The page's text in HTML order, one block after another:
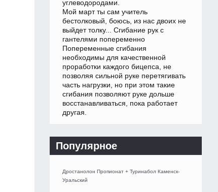
углеводородами.
Мой март ты сам учитель
бестолковый, боюсь, из нас двоих не
выйдет толку... Сгибание рук с
гантелями попеременно
Попеременные сгибания
необходимы для качественной
проработки каждого бицепса, не
позволяя сильной руке перетягивать
часть нагрузки, но при этом такие
сгибания позволяют руке дольше
восстанавливаться, пока работает
другая.
Популярное
Дростанолон Пропионат + Туринабол Каменск-
Уральский